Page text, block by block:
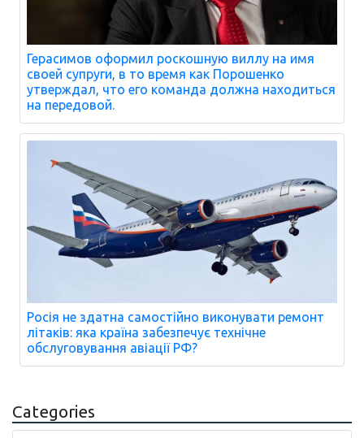
Герасимов оформил роскошную виллу на имя
своей супруги, в то время как Порошенко
утверждал, что его команда должна находиться
на передовой.
Росія не здатна самостійно виконувати ремонт
літаків: яка країна забезпечує технічне
обслуговування авіації РФ?
Categories